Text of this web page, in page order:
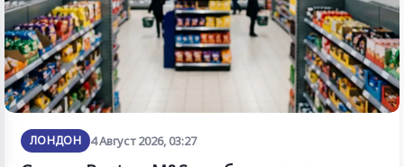
ЛОНДОН 4 Август 2026, 03:27